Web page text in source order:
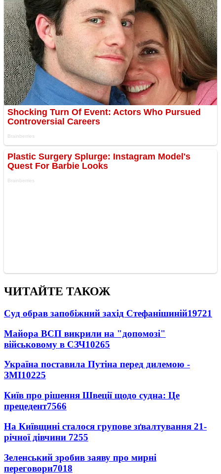
ЧИТАЙТЕ ТАКОЖ
Суд обрав запобіжний захід Стефанішиній19721
Майора ВСП викрили на "допомозі"
військовому в СЗЧ10265
Україна поставила Путіна перед дилемою -
ЗМІ10225
Київ про рішення Швеції щодо судна: Це
прецедент7566
На Київщині сталося групове зґвалтування 21-
річної дівчини 7255
Зеленський зробив заяву про мирні
переговори7018